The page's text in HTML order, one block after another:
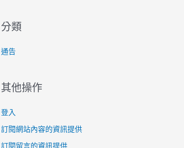
分類
通告
其他操作
登入
訂閱網站內容的資訊提供
訂閱留言的資訊提供